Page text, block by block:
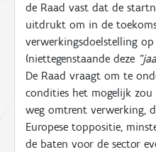
de Raad vast dat de
uitdrukt om in de
verwerkingsdoelstelling
(niettegenstaande deze
De Raad vraagt om te
condities het mogelijk zou
weg omtrent verwerking,
Europese toppositie,
de baten voor de sector